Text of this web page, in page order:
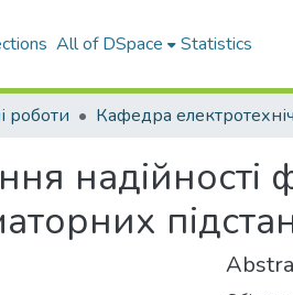
All of DSpace Statistics
роботи